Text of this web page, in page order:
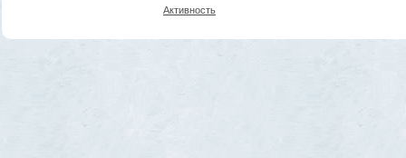
Активность